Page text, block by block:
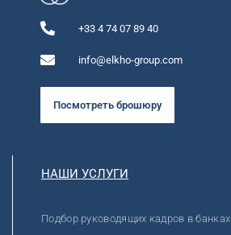
+33 4 74 07 89 40
info@elkho-group.com
Посмотреть брошюру
НАШИ УСЛУГИ
Подбор руководящих кадров в банках